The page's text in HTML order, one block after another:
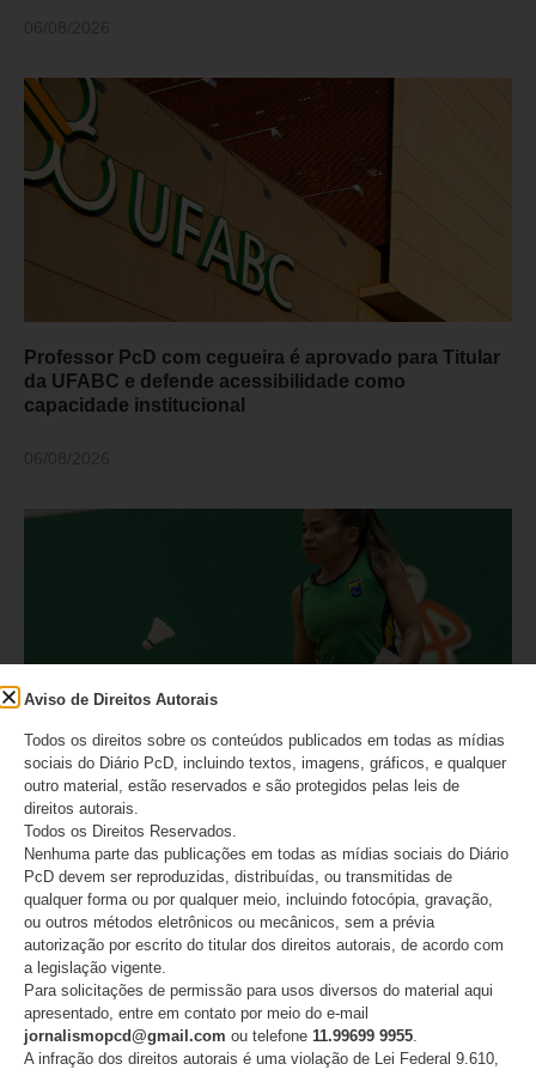
Professor PcD com cegueira é aprovado para Titular
da UFABC e defende acessibilidade como
capacidade institucional
Atletas do Time São Paulo são campeãs do
Internacional de badminton paralímpico
06/08/2026
Aviso de Direitos Autorais
Todos os direitos sobre os conteúdos publicados em todas as mídias
sociais do Diário PcD, incluindo textos, imagens, gráficos, e qualquer
outro material, estão reservados e são protegidos pelas leis de
direitos autorais.
Todos os Direitos Reservados.
Nenhuma parte das publicações em todas as mídias sociais do Diário
PcD devem ser reproduzidas, distribuídas, ou transmitidas de
qualquer forma ou por qualquer meio, incluindo fotocópia, gravação,
ou outros métodos eletrônicos ou mecânicos, sem a prévia
autorização por escrito do titular dos direitos autorais, de acordo com
a legislação vigente.
Para solicitações de permissão para usos diversos do material aqui
apresentado, entre em contato por meio do e-mail
jornalismopcd@gmail.com ou telefone 11.99699 9955
A infração dos direitos autorais é uma violação de Lei Federal 9.610,